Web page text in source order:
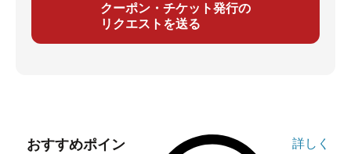
クーポン・チケット発行の
リクエストを送る
おすすめポイン
詳しく